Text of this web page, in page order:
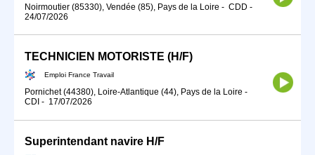
Noirmoutier (85330), Vendée (85), Pays de la Loire - CDD -
24/07/2026
TECHNICIEN MOTORISTE (H/F)
Emploi France Travail
Pornichet (44380), Loire-Atlantique (44), Pays de la Loire -
CDI - 17/07/2026
Superintendant navire H/F